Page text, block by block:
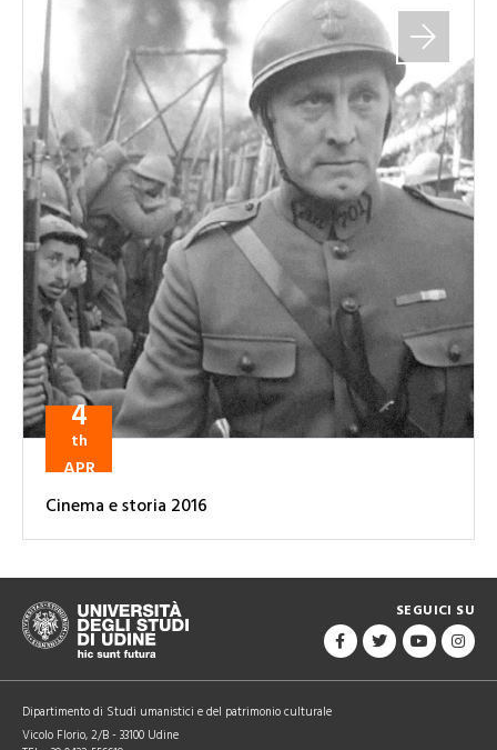
4
th
APR
Cinema e storia 2016
SEGUICI SU
Dipartimento di Studi umanistici e del patrimonio culturale
Vicolo Florio, 2/B - 33100 Udine